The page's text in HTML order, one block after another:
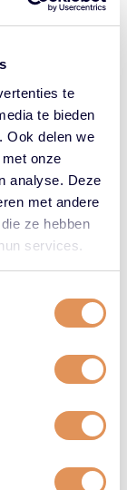
te
te bieden
Ook delen we
onze
analyse. Deze
met andere
ze hebben
services.
Deze details zijn
haarproduct en
ons of kom